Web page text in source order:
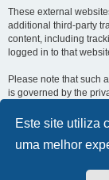
Este site utiliza
uma melhor
These external
additional third-party
content, including
logged in to that
Please note that such
is governed by the
external websites.
of any third-party